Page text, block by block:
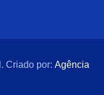
Criado por: Agência